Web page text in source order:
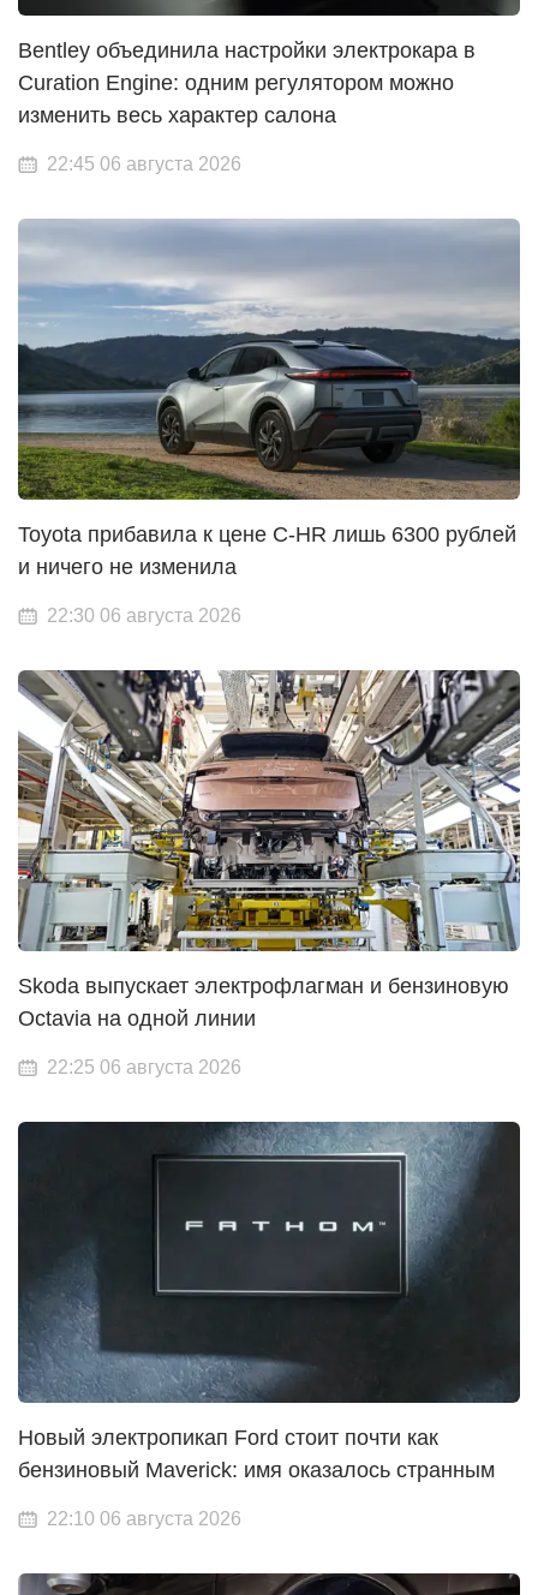
Bentley объединила настройки электрокара в
Curation Engine: одним регулятором можно
изменить весь характер салона
22:45 06 августа 2026
Toyota прибавила к цене C-HR лишь 6300 рублей
и ничего не изменила
22:30 06 августа 2026
Skoda выпускает электрофлагман и бензиновую
Octavia на одной линии
22:25 06 августа 2026
Новый электропикап Ford стоит почти как
бензиновый Maverick: имя оказалось странным
22:10 06 августа 2026